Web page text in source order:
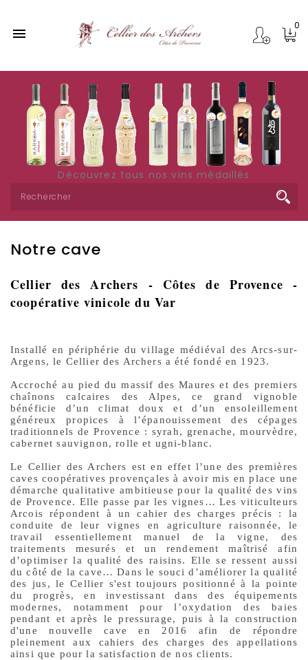

0
Découvrez tous nos vins médaillés
Notre cave
Cellier des Archers - Côtes de Provence -
coopérative vinicole du Var​
Installé en périphérie du village médiéval des Arcs-sur-
Argens, le Cellier des Archers a été fondé en 1923.
Accroché au pied du massif des Maures et des premiers
chaînons calcaires des Alpes, ce grand vignoble
bénéficie d’un climat doux et d’un ensoleillement
généreux propices à l’épanouissement des cépages
traditionnels de Provence : syrah, grenache, mourvèdre,
cabernet sauvignon, rolle et ugni-blanc.
Le Cellier des Archers est en effet l’une des premières
caves coopératives provençales à avoir mis en place une
démarche qualitative ambitieuse pour la qualité des vins
de Provence. Elle passe par les vignes… Les viticulteurs
Arcois répondent à un cahier des charges précis : la
conduite de leur vignes en agriculture raisonnée, le
travail essentiellement manuel de la vigne, des
traitements mesurés et un rendement maîtrisé afin
d’optimiser la qualité des raisins. Elle se ressent aussi
du côté de la cave… Dans le souci d’améliorer la qualité
des jus, le Cellier s'est toujours positionné à la pointe
du progrès, en investissant dans des équipements
modernes, notamment pour l’oxydation des baies
pendant et après le pressurage, puis à la construction
d'une nouvelle cave en 2016 afin de répondre
pleinement aux cahiers des charges des appellations
ainsi que pour la satisfaction de nos clients.